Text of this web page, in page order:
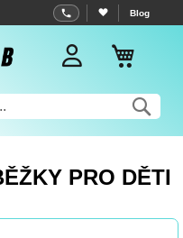
Blog
PRO DĚTI